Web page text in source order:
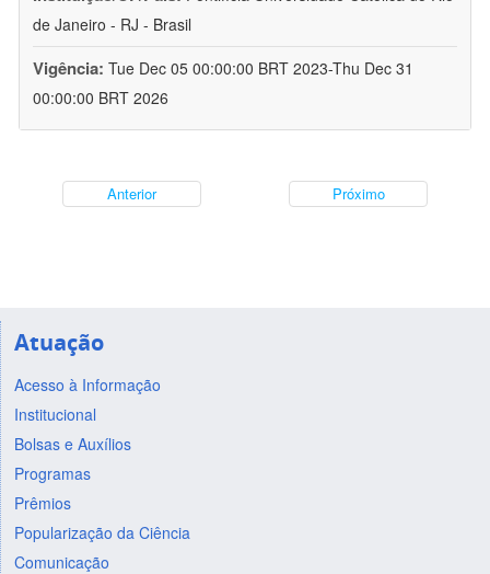
de Janeiro - RJ - Brasil
Vigência: Tue Dec 05 00:00:00 BRT 2023-Thu Dec 31
00:00:00 BRT 2026
Anterior Próximo
Atuação
Acesso à Informação
Institucional
Bolsas e Auxílios
Programas
Prêmios
Popularização da Ciência
Comunicação